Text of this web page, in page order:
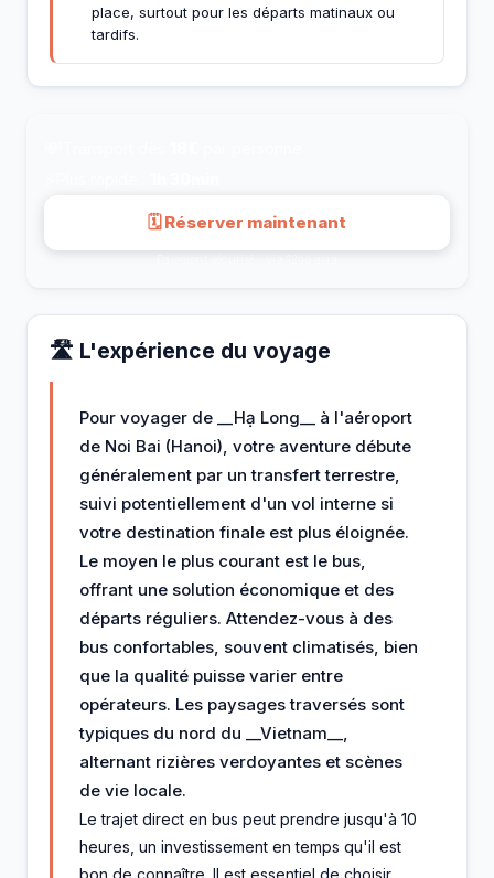
place, surtout pour les départs matinaux ou
tardifs.
🗓 Réserver maintenant
🛣️ L'expérience du voyage
Pour voyager de __Hạ Long__ à l'aéroport
de Noi Bai (Hanoi), votre aventure débute
généralement par un transfert terrestre,
suivi potentiellement d'un vol interne si
votre destination finale est plus éloignée.
Le moyen le plus courant est le bus,
offrant une solution économique et des
départs réguliers. Attendez-vous à des
bus confortables, souvent climatisés, bien
que la qualité puisse varier entre
opérateurs. Les paysages traversés sont
typiques du nord du __Vietnam__,
alternant rizières verdoyantes et scènes
de vie locale.
Le trajet direct en bus peut prendre jusqu'à 10
heures, un investissement en temps qu'il est
bon de connaître. Il est essentiel de choisir